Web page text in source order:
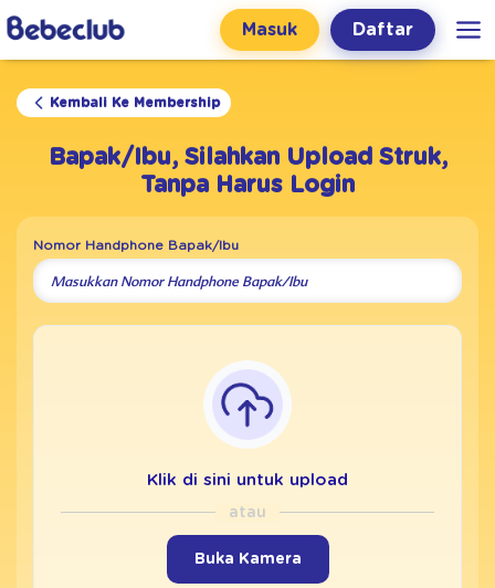
Masuk Daftar
Kembali Ke Membership
Bapak/Ibu, Silahkan Upload Struk,
Tanpa Harus Login
Nomor Handphone Bapak/Ibu
Klik di sini untuk upload
Buka Kamera